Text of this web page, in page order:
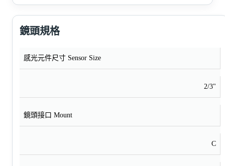
鏡頭規格
感光元件尺寸 Sensor Size
2/3"
鏡頭接口 Mount
C